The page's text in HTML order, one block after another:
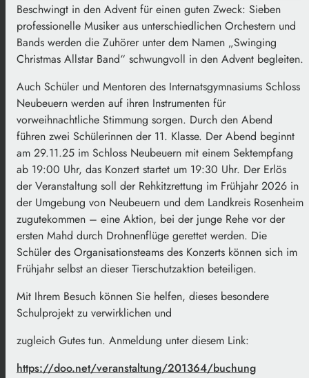
Beschwingt in den Advent für einen guten Zweck: Sieben
professionelle Musiker aus unterschiedlichen Orchestern und
Bands werden die Zuhörer unter dem Namen „Swinging
Christmas Allstar Band“ schwungvoll in den Advent begleiten.
Auch Schüler und Mentoren des Internatsgymnasiums Schloss
Neubeuern werden auf ihren Instrumenten für
vorweihnachtliche Stimmung sorgen. Durch den Abend
führen zwei Schülerinnen der 11. Klasse. Der Abend beginnt
am 29.11.25 im Schloss Neubeuern mit einem Sektempfang
ab 19:00 Uhr, das Konzert startet um 19:30 Uhr. Der Erlös
der Veranstaltung soll der Rehkitzrettung im Frühjahr 2026 in
der Umgebung von Neubeuern und dem Landkreis Rosenheim
zugutekommen – eine Aktion, bei der junge Rehe vor der
ersten Mahd durch Drohnenflüge gerettet werden. Die
Schüler des Organisationsteams des Konzerts können sich im
Frühjahr selbst an dieser Tierschutzaktion beteiligen.
Mit Ihrem Besuch können Sie helfen, dieses besondere
Schulprojekt zu verwirklichen und
zugleich Gutes tun. Anmeldung unter diesem Link:
https://doo.net/veranstaltung/201364/buchung